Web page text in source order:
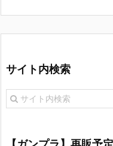
サイト内検索